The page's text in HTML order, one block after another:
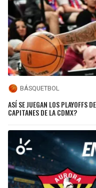
BÁSQUETBOL
ASÍ SE JUEGAN LOS PLAYOFFS
CAPITANES DE LA CDMX?